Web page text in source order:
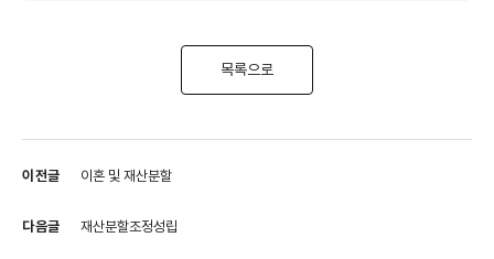
목록으로
이전글 이혼 및 재산분할
다음글 재산분할조정성립